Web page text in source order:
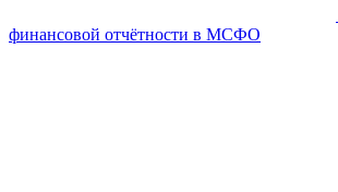
финансовой отчётности в МСФО